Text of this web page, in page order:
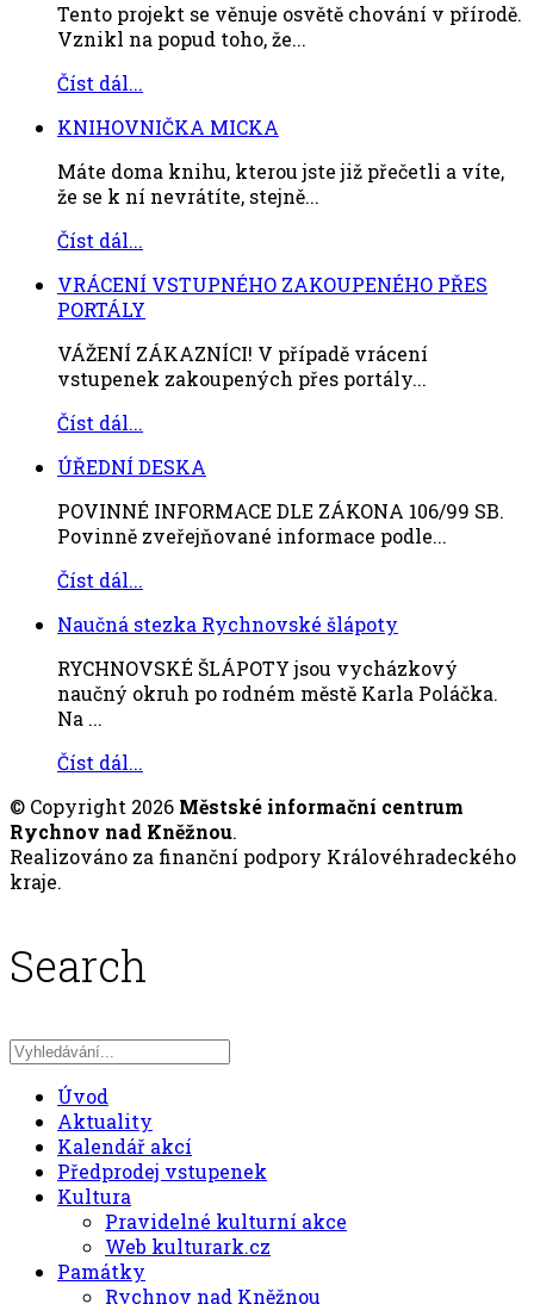
Tento projekt se věnuje osvětě chování v přírodě.
Vznikl na popud toho, že...
Číst dál...
KNIHOVNIČKA MICKA
Máte doma knihu, kterou jste již přečetli a víte,
že se k ní nevrátíte, stejně...
Číst dál...
VRÁCENÍ VSTUPNÉHO ZAKOUPENÉHO PŘES
PORTÁLY
VÁŽENÍ ZÁKAZNÍCI! V případě vrácení
vstupenek zakoupených přes portály...
Číst dál...
ÚŘEDNÍ DESKA
POVINNÉ INFORMACE DLE ZÁKONA 106/99 SB.
Povinně zveřejňované informace podle...
Číst dál...
Naučná stezka Rychnovské šlápoty
RYCHNOVSKÉ ŠLÁPOTY jsou vycházkový
naučný okruh po rodném městě Karla Poláčka.
Na ...
Číst dál...
© Copyright 2026 Městské informační centrum
Rychnov nad Kněžnou.
Realizováno za finanční podpory Královéhradeckého
kraje.
Search
Úvod
Aktuality
Kalendář akcí
Předprodej vstupenek
Kultura
Pravidelné kulturní akce
Web kulturark.cz
Památky
Rychnov nad Kněžnou